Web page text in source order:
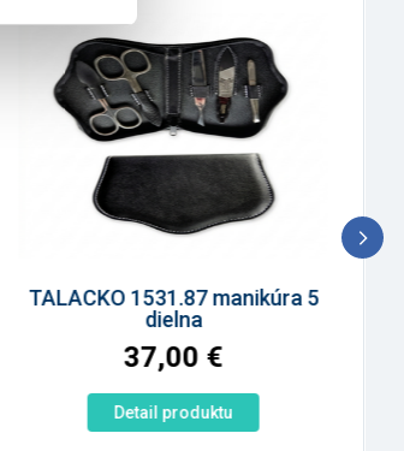
TALACKO 1531.87 manikúra 5
dielna
37,00 €
Detail produktu